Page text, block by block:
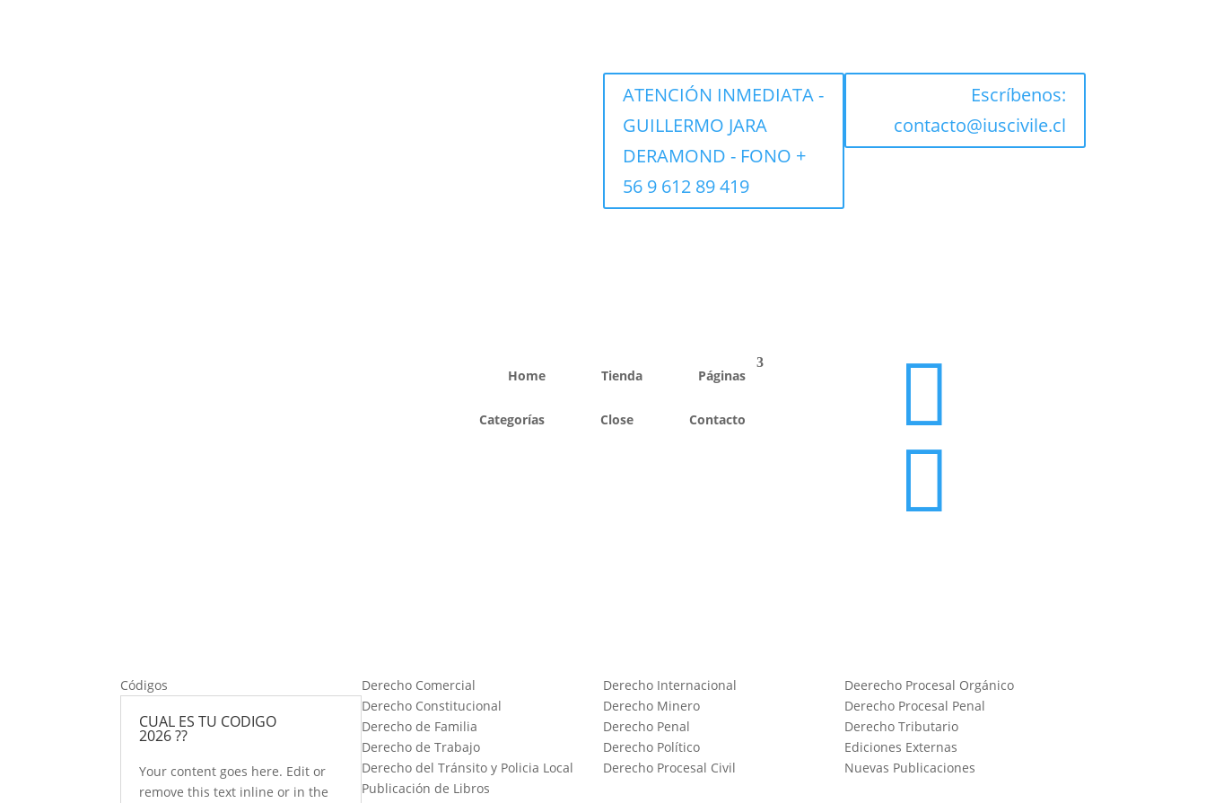
ATENCIÓN INMEDIATA -
GUILLERMO JARA
DERAMOND - FONO +
56 9 612 89 419
Escríbenos:
contacto@iuscivile.cl
Home Tienda Páginas
Categorías Close Contacto


Códigos
CUAL ES TU CODIGO
2026 ??
Your content goes here. Edit or
remove this text inline or in the
Derecho Comercial
Derecho Constitucional
Derecho de Familia
Derecho de Trabajo
Derecho del Tránsito y Policia Local
Publicación de Libros
Derecho Internacional
Derecho Minero
Derecho Penal
Derecho Político
Derecho Procesal Civil
Deerecho Procesal Orgánico
Derecho Procesal Penal
Derecho Tributario
Ediciones Externas
Nuevas Publicaciones